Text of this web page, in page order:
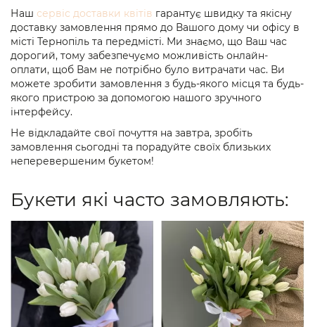
Наш сервіс доставки квітів гарантує швидку та якісну
доставку замовлення прямо до Вашого дому чи офісу в
місті Тернопіль та передмісті. Ми знаємо, що Ваш час
дорогий, тому забезпечуємо можливість онлайн-
оплати, щоб Вам не потрібно було витрачати час. Ви
можете зробити замовлення з будь-якого місця та будь-
якого пристрою за допомогою нашого зручного
інтерфейсу.
Не відкладайте свої почуття на завтра, зробіть
замовлення сьогодні та порадуйте своїх близьких
неперевершеним букетом!
Букети які часто замовляють: